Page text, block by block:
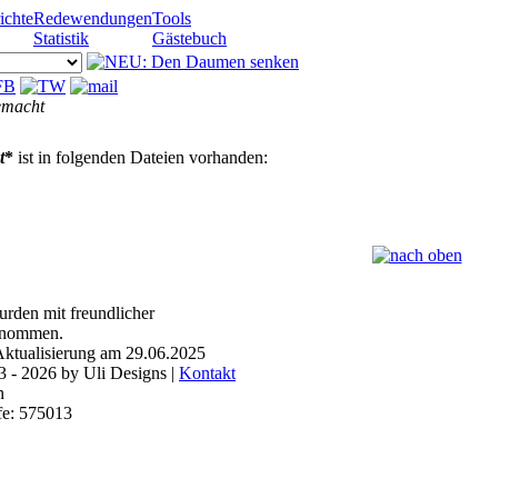
RedewendungenTools
Statistik Gästebuch
* ist in folgenden Dateien vorhanden:
mit freundlicher
am 29.06.2025
- 2026 by Uli Designs | Kontakt
575013